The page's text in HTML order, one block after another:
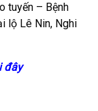
tuyến – Bệnh
lộ Lê Nin, Nghi
đây